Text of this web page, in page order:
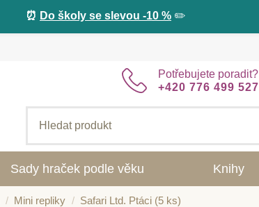
⏰ Do školy se slevou -10 % ✏️
Potřebujete poradit?
+420 776 499 527
Sady hraček podle věku Knihy
Mini repliky Safari Ltd. Ptáci (5 ks)